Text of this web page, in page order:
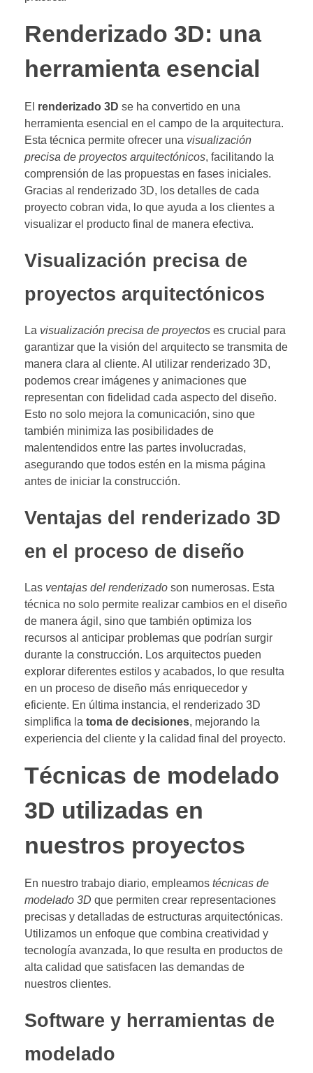
Renderizado 3D: una
herramienta esencial
El renderizado 3D se ha convertido en una
herramienta esencial en el campo de la arquitectura.
Esta técnica permite ofrecer una visualización
precisa de proyectos arquitectónicos, facilitando la
comprensión de las propuestas en fases iniciales.
Gracias al renderizado 3D, los detalles de cada
proyecto cobran vida, lo que ayuda a los clientes a
visualizar el producto final de manera efectiva.
Visualización precisa de
proyectos arquitectónicos
La visualización precisa de proyectos es crucial para
garantizar que la visión del arquitecto se transmita de
manera clara al cliente. Al utilizar renderizado 3D,
podemos crear imágenes y animaciones que
representan con fidelidad cada aspecto del diseño.
Esto no solo mejora la comunicación, sino que
también minimiza las posibilidades de
malentendidos entre las partes involucradas,
asegurando que todos estén en la misma página
antes de iniciar la construcción.
Ventajas del renderizado 3D
en el proceso de diseño
Las ventajas del renderizado son numerosas. Esta
técnica no solo permite realizar cambios en el diseño
de manera ágil, sino que también optimiza los
recursos al anticipar problemas que podrían surgir
durante la construcción. Los arquitectos pueden
explorar diferentes estilos y acabados, lo que resulta
en un proceso de diseño más enriquecedor y
eficiente. En última instancia, el renderizado 3D
simplifica la toma de decisiones, mejorando la
experiencia del cliente y la calidad final del proyecto.
Técnicas de modelado
3D utilizadas en
nuestros proyectos
En nuestro trabajo diario, empleamos técnicas de
modelado 3D que permiten crear representaciones
precisas y detalladas de estructuras arquitectónicas.
Utilizamos un enfoque que combina creatividad y
tecnología avanzada, lo que resulta en productos de
alta calidad que satisfacen las demandas de
nuestros clientes.
Software y herramientas de
modelado